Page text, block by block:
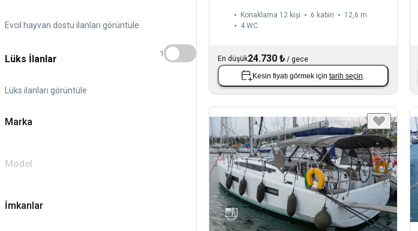
Evcil hayvan dostu ilanları görüntüle
Lüks İlanlar
Lüks ilanları görüntüle
1
Marka
Model
İmkanlar
Konaklama 12 kişi 6 kabin
12,6 m
4 WC
En düşük24.730 ₺ / gece
Kesin fiyatı görmek için tarih seçin